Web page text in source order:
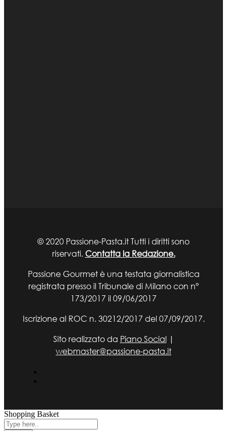
© 2020 Passione-Pasta.it Tutti i diritti sono
riservati. Contatta la Redazione.
Passione Gourmet è una testata giornalistica
registrata presso il Tribunale di Milano con n°
173/2017 il 09/06/2017
Iscrizione al ROC n. 30212/2017 del 07/09/2017.
Sito realizzato da Piano Social|
webmaster@passione-pasta.it
Shopping Basket